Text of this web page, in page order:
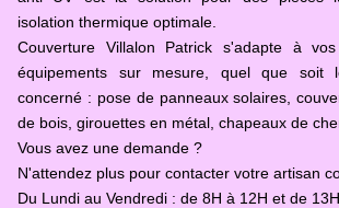
isolation thermique optimale.
Couverture Villalon Patrick s'adapte à
équipements sur mesure, quel que soit
concerné : pose de panneaux solaires,
de bois, girouettes en métal, chapeaux de
Vous avez une demande ?
N'attendez plus pour contacter votre artisan
Du Lundi au Vendredi : de 8H à 12H et de